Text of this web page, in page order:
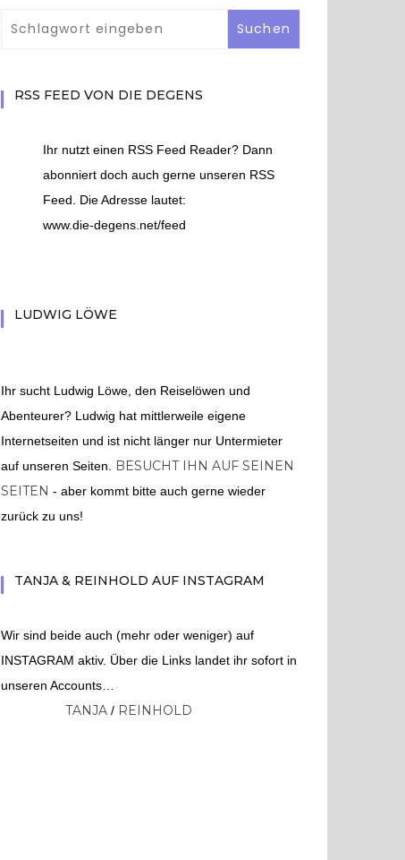
RSS FEED VON DIE DEGENS
Ihr nutzt einen RSS Feed Reader? Dann
abonniert doch auch gerne unseren RSS
Feed. Die Adresse lautet:
www.die-degens.net/feed
LUDWIG LÖWE
Ihr sucht Ludwig Löwe, den Reiselöwen und
Abenteurer? Ludwig hat mittlerweile eigene
Internetseiten und ist nicht länger nur Untermieter
auf unseren Seiten.
BESUCHT IHN AUF SEINEN
SEITEN - aber kommt bitte auch gerne wieder
zurück zu uns!
TANJA & REINHOLD AUF INSTAGRAM
Wir sind beide auch (mehr oder weniger) auf
INSTAGRAM aktiv. Über die Links landet ihr sofort in
unseren Accounts…
TANJA / REINHOLD